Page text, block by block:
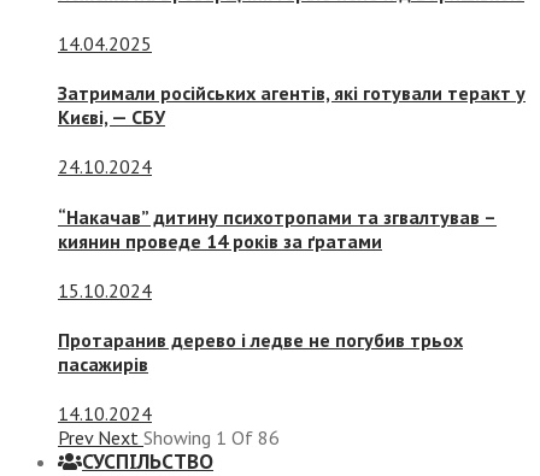
14.04.2025
Затримали російських агентів, які готували теракт у
Києві, — СБУ
24.10.2024
“Накачав” дитину психотропами та згвалтував –
киянин проведе 14 років за ґратами
15.10.2024
Протаранив дерево і ледве не погубив трьох
пасажирів
14.10.2024
Prev Next Showing 1 Of 86
СУСПIЛЬСТВО